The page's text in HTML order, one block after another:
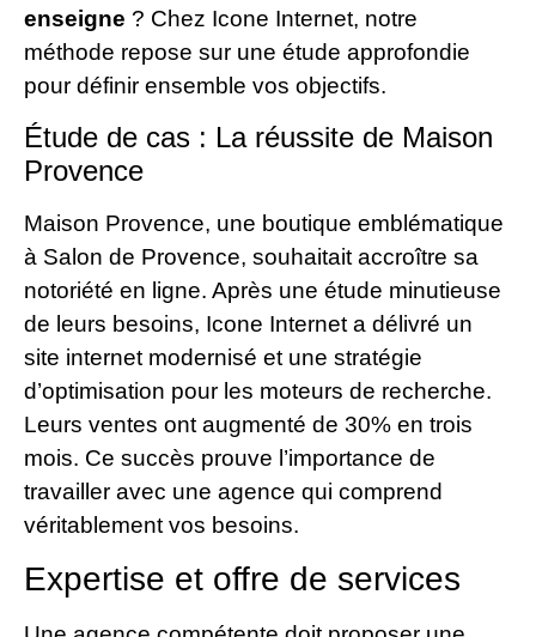
enseigne ? Chez Icone Internet, notre
méthode repose sur une étude approfondie
pour définir ensemble vos objectifs.
Étude de cas : La réussite de Maison
Provence
Maison Provence, une boutique emblématique
à Salon de Provence, souhaitait accroître sa
notoriété en ligne. Après une étude minutieuse
de leurs besoins, Icone Internet a délivré un
site internet modernisé et une stratégie
d’optimisation pour les moteurs de recherche.
Leurs ventes ont augmenté de 30% en trois
mois. Ce succès prouve l’importance de
travailler avec une agence qui comprend
véritablement vos besoins.
Expertise et offre de services